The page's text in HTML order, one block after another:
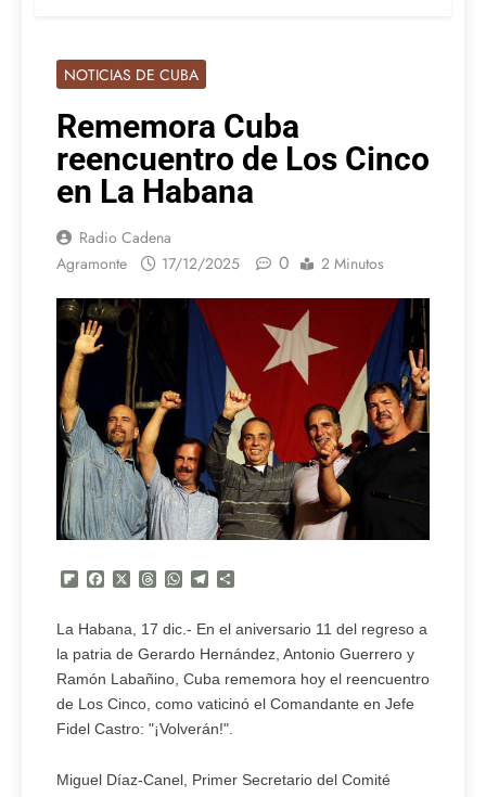
NOTICIAS DE CUBA
Rememora Cuba
reencuentro de Los Cinco
en La Habana
Radio Cadena
Agramonte
17/12/2025 0 2 Minutos
Flipboard
Facebook
X Threads
WhatsApp
Telegram
La Habana, 17 dic.- En el aniversario 11 del regreso a
la patria de Gerardo Hernández, Antonio Guerrero y
Ramón Labañino, Cuba rememora hoy el reencuentro
de Los Cinco, como vaticinó el Comandante en Jefe
Fidel Castro: "¡Volverán!".
Miguel Díaz-Canel, Primer Secretario del Comité